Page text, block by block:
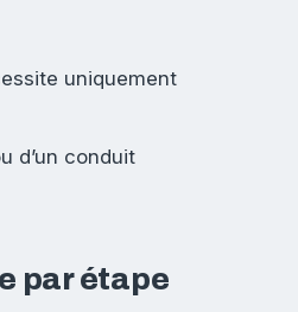
uniquement
d’un conduit
par étape